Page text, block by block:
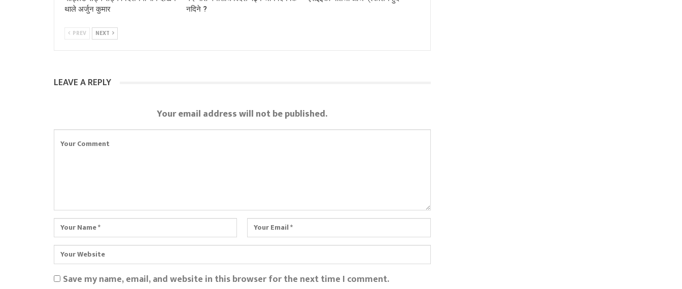
थाले अर्जुन कुमार
नदिने ?
PREV NEXT
LEAVE A REPLY
Your email address will not be published.
Save my name, email, and website in this browser for the next time I comment.